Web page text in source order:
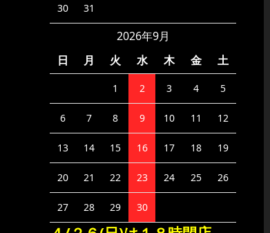
30 31
2026年9月
日
月 火 水 木 金 土
1 2 3 4 5
6 7 8 9 10 11 12
13 14 15 16 17 18 19
20 21 22 23 24 25 26
27 28 29 30